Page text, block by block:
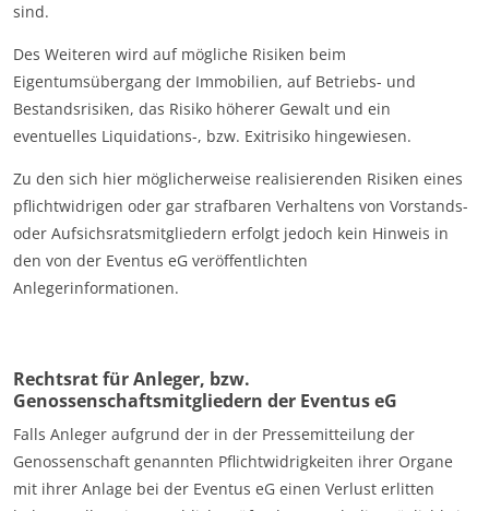
sind.
Des Weiteren wird auf mögliche Risiken beim
Eigentumsübergang der Immobilien, auf Betriebs- und
Bestandsrisiken, das Risiko höherer Gewalt und ein
eventuelles Liquidations-, bzw. Exitrisiko hingewiesen.
Zu den sich hier möglicherweise realisierenden Risiken eines
pflichtwidrigen oder gar strafbaren Verhaltens von Vorstands-
oder Aufsichsratsmitgliedern erfolgt jedoch kein Hinweis in
den von der Eventus eG veröffentlichten
Anlegerinformationen.
Rechtsrat für Anleger, bzw.
Genossenschaftsmitgliedern der Eventus eG
Falls Anleger aufgrund der in der Pressemitteilung der
Genossenschaft genannten Pflichtwidrigkeiten ihrer Organe
mit ihrer Anlage bei der Eventus eG einen Verlust erlitten